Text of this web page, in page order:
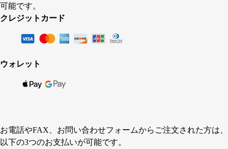
可能です。
クレジットカード
ウォレット
お電話やFAX、お問い合わせフォームからご注文された方は、
以下の3つのお支払いが可能です。